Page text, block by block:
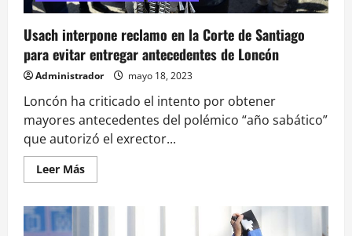
Usach interpone reclamo en la Corte de Santiago
para evitar entregar antecedentes de Loncón
Administrador mayo 18, 2023
Loncón ha criticado el intento por obtener
mayores antecedentes del polémico “año sabático”
que autorizó el exrector...
Leer MásLeer
más